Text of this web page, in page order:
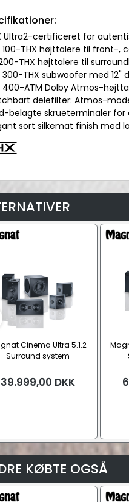
Ultra2-certificeret for
100-THX højttalere til front-,
200-THX højttalere til
300-THX subwoofer med
400-ATM Dolby Atmos-
delefilter: Atmos-
belagte skrueterminaler
sort silkemat finish med
Cinema Ultra 5.1.2
Surround system
39.999,00 DKK
KØBTE OGSÅ